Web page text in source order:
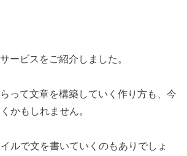
ービスをご紹介しました。
って文章を構築していく作り方も、今
かもしれません。
ルで文を書いていくのもありでしょ